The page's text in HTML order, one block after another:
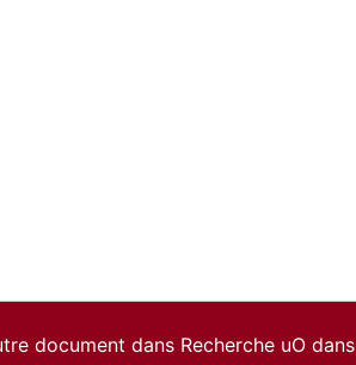
document dans Recherche uO dans